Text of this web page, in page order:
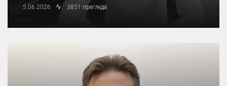
5.06.2026 3851 прегледа